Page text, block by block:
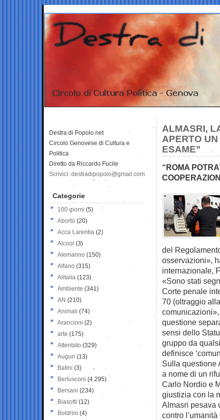
ALMASRI,
APERTO UN
ESAME”
“ROMA
del
osservazioni»,
internazionale,
«Sono stati
Corte penale
70 (oltraggio
questione
sensi dello
gruppo da
definisce
Sulla questione
a nome di un
Carlo Nordio e
giustizia con la
Almasri pesava
contro
Destra di Popolo.net
Circolo Genovese di Cultura e
Politica
Diretto da Riccardo Fucile
Scrivici: destradipopolo@gmail.com
Categorie
100 giorni (5)
Aborto (20)
Acca Larentia (2)
Alcool (3)
Alemanno (150)
Alfano (315)
Alitalia (123)
Ambiente (341)
AN (210)
Animali (74)
Arancioni (2)
arte (175)
Attentato (329)
Auguri (13)
Batini (3)
Berlusconi (4.295)
Bersani (234)
Biasotti (12)
Boldrini (4)